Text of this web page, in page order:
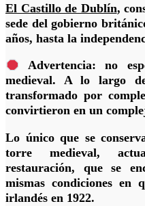
El Castillo de Dublín,
sede del gobierno
años, hasta la
Advertencia: no
medieval. A lo largo
transformado por
convirtieron en un
Lo único que se
torre medieval,
restauración, que se
mismas condiciones en
irlandés en 1922.